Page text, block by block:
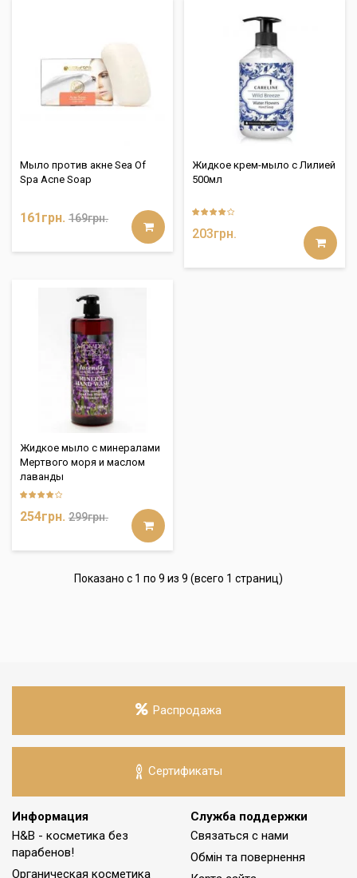
Мыло против акне Sea Of
Spa Acne Soap
161грн. 169грн.
Жидкое крем-мыло с Лилией
500мл
203грн.
Жидкое мыло с минералами
Мертвого моря и маслом
лаванды
254грн. 299грн.
Показано с 1 по 9 из 9 (всего 1 страниц)
Распродажа
Сертификаты
Информация
H&B - косметика без
парабенов!
Органическая косметика
Служба поддержки
Связаться с нами
Обмін та повернення